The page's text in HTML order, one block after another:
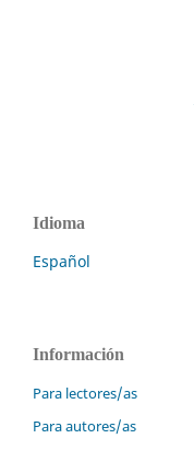
Idioma
Español
Información
Para lectores/as
Para autores/as